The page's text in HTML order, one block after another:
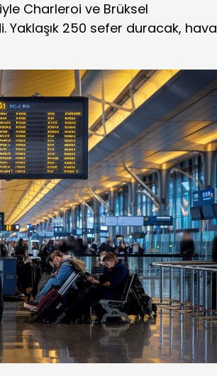
Charleroi ve Brüksel
250 sefer duracak, hava